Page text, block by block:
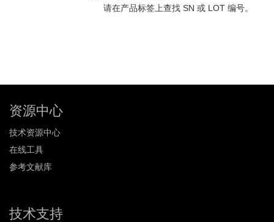
请在产品标签上查找 SN 或 LOT 编号。
资源中心
技术资源中心
在线工具
参考文献库
技术支持